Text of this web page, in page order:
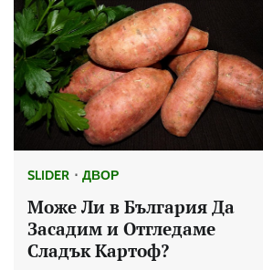
SLIDER ДВОР
Може Ли в България Да
Засадим и Отгледаме
Сладък Картоф?